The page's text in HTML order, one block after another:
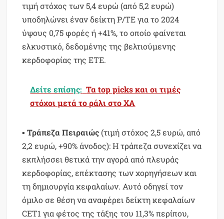
τιμή στόχος των 5,4 ευρώ (από 5,2 ευρώ)
υποδηλώνει έναν δείκτη P/TE για το 2024
ύψους 0,75 φορές ή +41%, το οποίο φαίνεται
ελκυστικό, δεδομένης της βελτιούμενης
κερδοφορίας της ΕΤΕ.
Δείτε επίσης: Τα top picks και οι τιμές
στόχοι μετά το ράλι στο ΧΑ
▪Τράπεζα Πειραιώς (τιμή στόχος 2,5 ευρώ, από
2,2 ευρώ, +90% άνοδος): Η τράπεζα συνεχίζει να
εκπλήσσει θετικά την αγορά από πλευράς
κερδοφορίας, επέκτασης των χορηγήσεων και
τη δημιουργία κεφαλαίων. Αυτό οδηγεί τον
όμιλο σε θέση να αναφέρει δείκτη κεφαλαίων
CET1 για φέτος της τάξης του 11,3% περίπου,